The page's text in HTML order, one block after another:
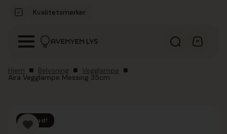
Kvalitetsmerker
Hjem Belysning Vegglampe
Aira Vegglampe Messing 35cm
Tilbud!